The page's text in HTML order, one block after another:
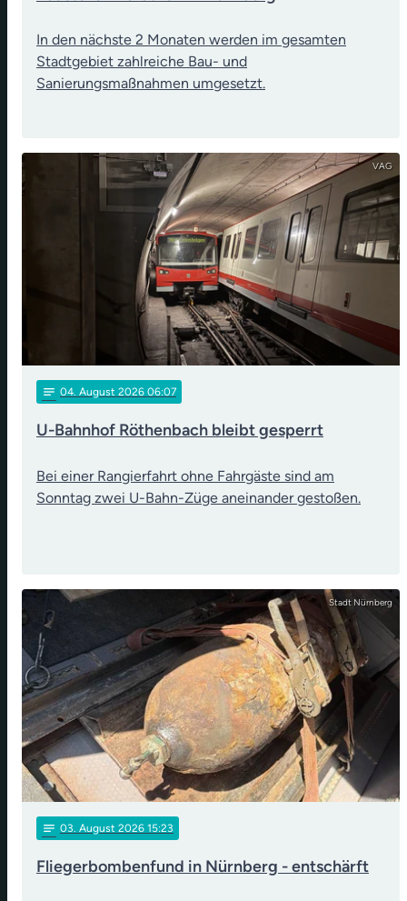
In den nächste 2 Monaten werden im gesamten
Stadtgebiet zahlreiche Bau- und
Sanierungsmaßnahmen umgesetzt.
VAG
notes 04. August 2026 06:07
U-Bahnhof Röthenbach bleibt gesperrt
Bei einer Rangierfahrt ohne Fahrgäste sind am
Sonntag zwei U-Bahn-Züge aneinander gestoßen.
Stadt Nürnberg
notes 03 . August 2026 15:23
Fliegerbombenfund in Nürnberg - entschärft